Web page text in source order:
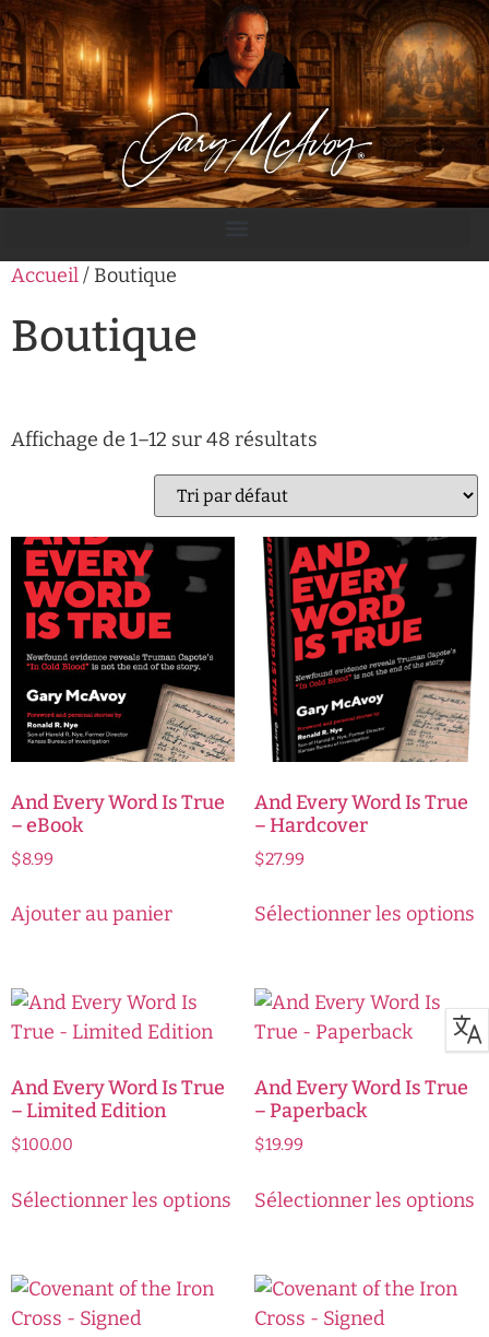
Accueil/ Boutique
Boutique
Affichage de 1–12 sur 48 résultats
And Every Word Is True
– eBook
$8.99
Ajouter au panier
And Every Word Is True
– Hardcover
$27.99
Sélectionner les options
And Every Word Is True
– Limited Edition
$100.00
Sélectionner les options
And Every Word Is True
– Paperback
$19.99
Sélectionner les options